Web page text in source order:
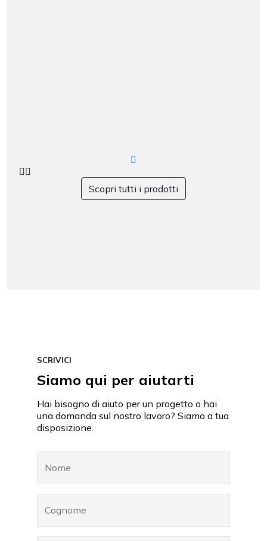
Scopri tutti i prodotti
SCRIVICI
Siamo qui per aiutarti
Hai bisogno di aiuto per un progetto o hai
una domanda sul nostro lavoro? Siamo a tua
disposizione.